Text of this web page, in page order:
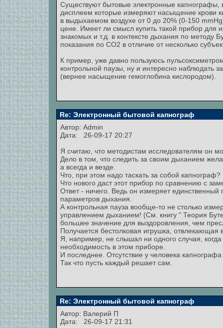
Существуют бытовые электронные
дисплеем которые измеряют насыщение крови
в выдыхаемом воздухе от 0 до 20% (0-150
цене. Имеет ли смысл купить такой прибор для
знакомых и т.д. в контексте дыхания по методу
показания по CO2 в отличие от несколько
К пример, уже давно пользуюсь
контрольной паузы, ну и интересно наблюдать
(вернее насыщение гемоглобина кислородом).
Re: Электронный бытовой капнограф
Автор: Admin
Дата: 26-09-17 20:27
Я считаю, что методистам исследователям он
Дело в том, что следить за своим дыханием
а всегда и везде.
Что, при этом надо таскать за собой капнограф?
Что нового даст этот прибор по сравнению с
Ответ - ничего. Ведь он измеряет
параметров дыхания.
А контрольная пауза вообще-то не столько
управлением дыханием! (См. книгу " Теория
большее значение для выздоровления, чем
Получается бестолковая игрушка,
Я, например, не слышал ни одного случая,
необходимость в этом приборе.
И последнее. Отсутствие у человека
Так что пусть каждый решает сам.
Re: Электронный бытовой капнограф
Автор: Валерий П
Дата: 26-09-17 21:31